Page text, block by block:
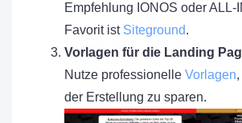
Empfehlung IONOS oder ALL-
Favorit ist Siteground.
Vorlagen für die Landing
Nutze professionelle Vorlagen
der Erstellung zu sparen.